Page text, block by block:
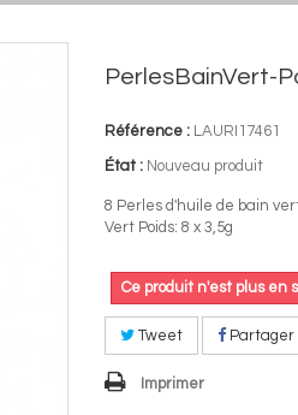
PerlesBainVert-
Référence : LAURI17461
État : Nouveau produit
8 Perles d'huile de bain
Vert Poids: 8 x 3,5g
Ce produit n'est plus en
Tweet Partager
Imprimer